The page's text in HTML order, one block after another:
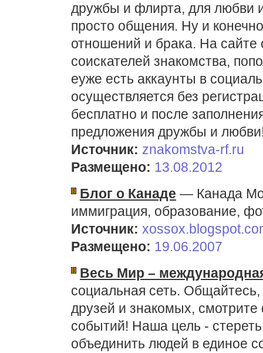
дружбы и флирта, для любви
просто общения. Ну и
отношений и брака. На сайте
соискателей знакомства,
еуже есть аккаунты в
осуществляется без
бесплатно и после
предложения дружбы и
Источник: znakomstva-rf.ru
Размещено: 13.08.2012
Блог о Канаде — Канада
иммиграция, образование,
Источник:
Размещено: 19.06.2007
Весь Мир –
социальная сеть.
друзей и знакомых, смотрите
событий! Наша цель -
объединить людей в единое